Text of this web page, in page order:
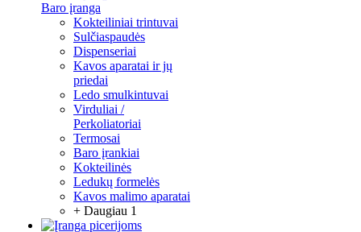
Baro įranga
Kokteiliniai trintuvai
Sulčiaspaudės
Dispenseriai
Kavos aparatai ir jų
priedai
Ledo smulkintuvai
Virduliai /
Perkoliatoriai
Termosai
Baro įrankiai
Kokteilinės
Ledukų formelės
Kavos malimo aparatai
+ Daugiau 1